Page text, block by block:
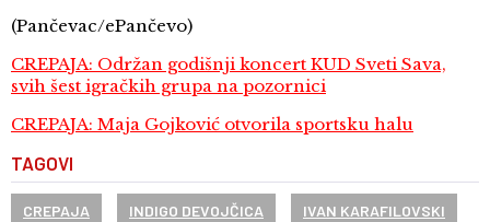
(Pančevac/ePančevo)
CREPAJA: Održan godišnji koncert KUD Sveti Sava,
svih šest igračkih grupa na pozornici
CREPAJA: Maja Gojković otvorila sportsku halu
TAGOVI
CREPAJA INDIGO DEVOJČICA IVAN KARAFILOVSKI